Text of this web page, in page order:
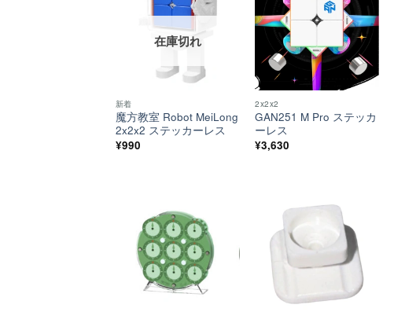
ほし
い！
在庫切れ
新着
魔方教室 Robot MeiLong
2x2x2 ステッカーレス
¥990
ほし
い！
2x2x2
GAN251 M Pro ステッカ
ーレス
¥3,630
ほし
い！
ほし
い！